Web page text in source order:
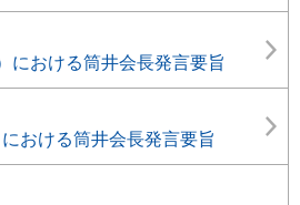
における筒井会長発言要旨
おける筒井会長発言要旨